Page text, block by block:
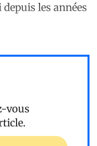
les années
vous